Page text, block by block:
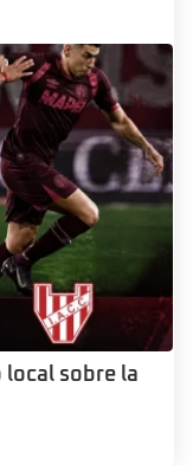
local sobre la